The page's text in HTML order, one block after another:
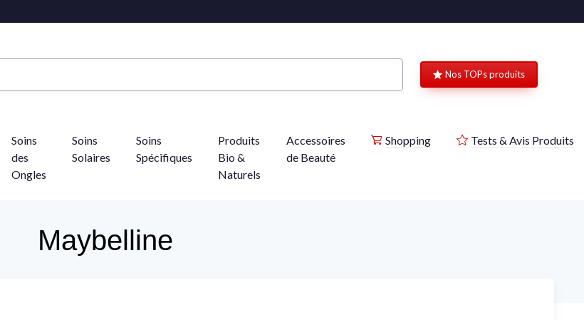
Nos TOPs produits
Soins
des
Ongles
Soins
Solaires
Soins
Spécifiques
Produits
Bio &
Naturels
Accessoires
de Beauté
Shopping Tests & Avis Produits
Maybelline